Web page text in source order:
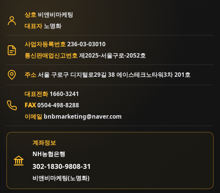
상호 비앤비마케팅
대표자노명화
사업자등록번호236-03-03010
통신판매업신고번호제2025-서울구로-2052호
주소서울 구로구 디지털로29길 38 에이스테크노타워3차 201호
대표전화1660-3241
FAX0504-498-8288
이메일 bnbmarketing@naver.com
계좌정보
NH농협은행
302-1830-9808-31
비앤비마케팅(노명화)